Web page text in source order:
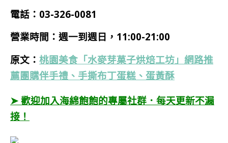
電話：03-326-0081
營業時間： 週一到週日，11:00-21:00
原文： 桃園美食「水麥芽菓子烘焙工坊」網路推
薦團購伴手禮、手撕布丁蛋糕、蛋黃酥
➤ 歡迎加入海綿飽飽的專屬社群．每天更新不漏
接！